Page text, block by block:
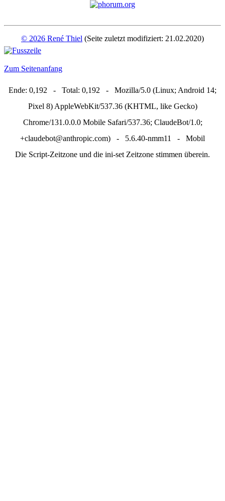
© 2026 René Thiel (Seite zuletzt modifiziert: 21.02.2020)
Zum Seitenanfang
Ende: 0,192 - Total: 0,192 - Mozilla/5.0 (Linux; Android 14;
Pixel 8) AppleWebKit/537.36 (KHTML, like Gecko)
Chrome/131.0.0.0 Mobile Safari/537.36; ClaudeBot/1.0;
+claudebot@anthropic.com) - 5.6.40-nmm11 - Mobil
Die Script-Zeitzone und die ini-set Zeitzone stimmen überein.